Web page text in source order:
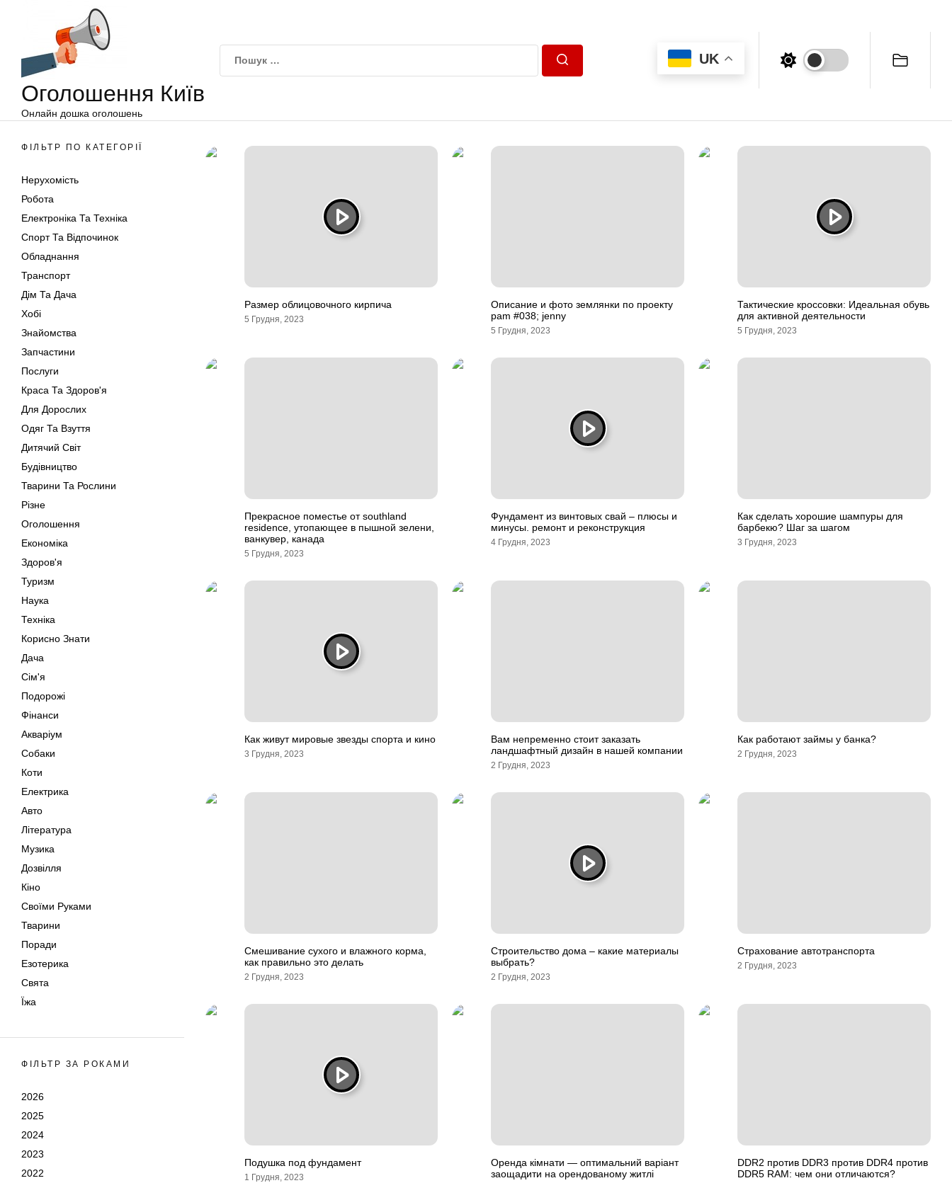
Оголошення Київ
Онлайн дошка оголошень
UK
ФІЛЬТР ПО КАТЕГОРІЇ
Нерухомість
Робота
Електроніка Та Техніка
Спорт Та Відпочинок
Обладнання
Транспорт
Дім Та Дача
Хобі
Знайомства
Запчастини
Послуги
Краса Та Здоров'я
Для Дорослих
Одяг Та Взуття
Дитячий Світ
Будівництво
Тварини Та Рослини
Різне
Оголошення
Економіка
Здоров'я
Туризм
Наука
Техніка
Корисно Знати
Дача
Сім'я
Подорожі
Фінанси
Акваріум
Собаки
Коти
Електрика
Авто
Література
Музика
Дозвілля
Кіно
Своїми Руками
Тварини
Поради
Езотерика
Свята
Їжа
ФІЛЬТР ЗА РОКАМИ
2026
2025
2024
2023
2022
Размер облицовочного кирпича
5 Грудня, 2023
Описание и фото землянки по проекту
pam #038; jenny
5 Грудня, 2023
Тактические кроссовки: Идеальная обувь
для активной деятельности
5 Грудня, 2023
Прекрасное поместье от southland
residence, утопающее в пышной зелени,
ванкувер, канада
5 Грудня, 2023
Фундамент из винтовых свай – плюсы и
минусы. ремонт и реконструкция
4 Грудня, 2023
Как сделать хорошие шампуры для
барбекю? Шаг за шагом
3 Грудня, 2023
Как живут мировые звезды спорта и кино
3 Грудня, 2023
Вам непременно стоит заказать
ландшафтный дизайн в нашей компании
2 Грудня, 2023
Как работают займы у банка?
2 Грудня, 2023
Смешивание сухого и влажного корма,
как правильно это делать
2 Грудня, 2023
Строительство дома – какие материалы
выбрать?
2 Грудня, 2023
Страхование автотранспорта
2 Грудня, 2023
Подушка под фундамент
1 Грудня, 2023
Оренда кімнати — оптимальний варіант
заощадити на орендованому житлі
DDR2 против DDR3 против DDR4 против
DDR5 RAM: чем они отличаются?